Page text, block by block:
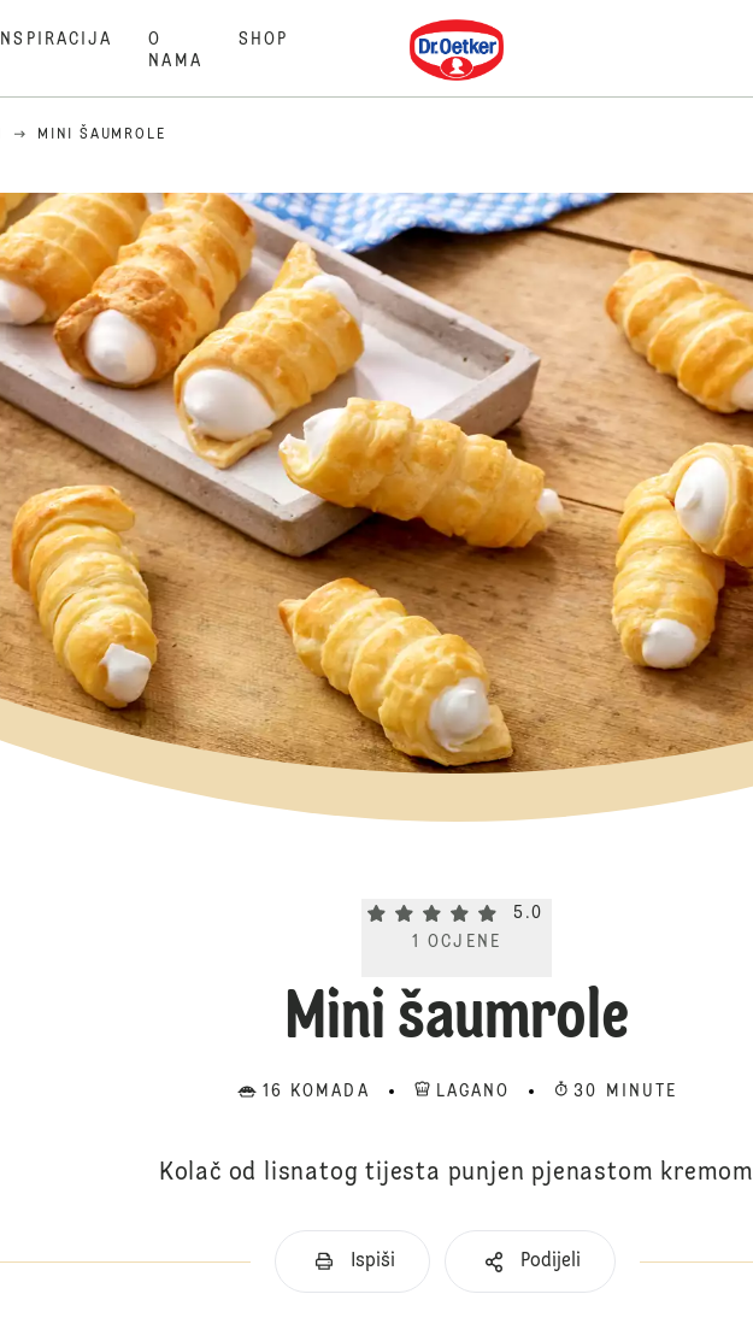
INSPIRACIJA
O
NAMA
SHOP Dr. Oetker
MINI ŠAUMROLE
Current rating 5.0. Click to rate.
5.0
1
OCJENE
Mini šaumrole
16 KOMADA LAGANO 30 MINUTE
Kolač od lisnatog tijesta punjen pjenastom kremom
Ispiši Podijeli